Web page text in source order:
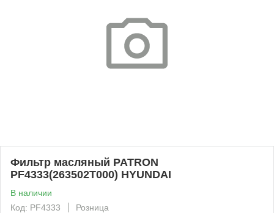
Фильтр масляный PATRON
PF4333(263502T000) HYUNDAI
В наличии
Код: PF4333
Розница